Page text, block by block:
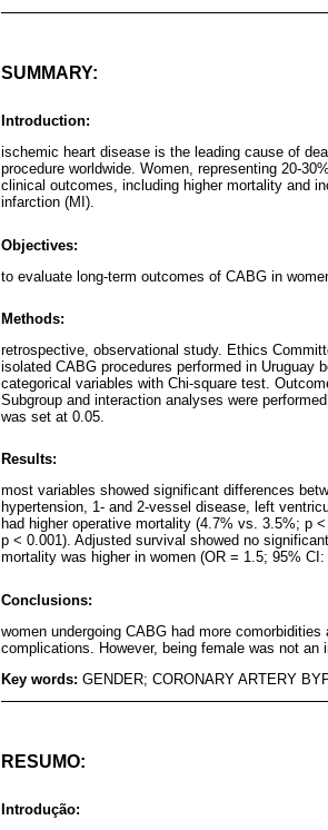
SUMMARY:
Introduction:
ischemic heart disease is the leading cause of
procedure worldwide. Women, representing 20-
clinical outcomes, including higher mortality and
infarction (MI).
Objectives:
to evaluate long-term outcomes of CABG in
Methods:
retrospective, observational study. Ethics
isolated CABG procedures performed in Uruguay
categorical variables with Chi-square test.
Subgroup and interaction analyses were
was set at 0.05.
Results:
most variables showed significant differences
hypertension, 1- and 2-vessel disease, left
had higher operative mortality (4.7% vs. 3.5%; p
p < 0.001). Adjusted survival showed no
mortality was higher in women (OR = 1.5; 95%
Conclusions:
women undergoing CABG had more
complications. However, being female was not an
Key words: GENDER; CORONARY ARTERY
RESUMO:
Introdução: